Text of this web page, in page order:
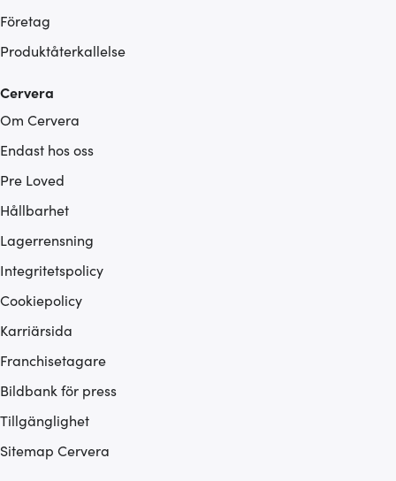
Företag
Produktåterkallelse
Cervera
Om Cervera
Endast hos oss
Pre Loved
Hållbarhet
Lagerrensning
Integritetspolicy
Cookiepolicy
Karriärsida
Franchisetagare
Bildbank för press
Tillgänglighet
Sitemap Cervera